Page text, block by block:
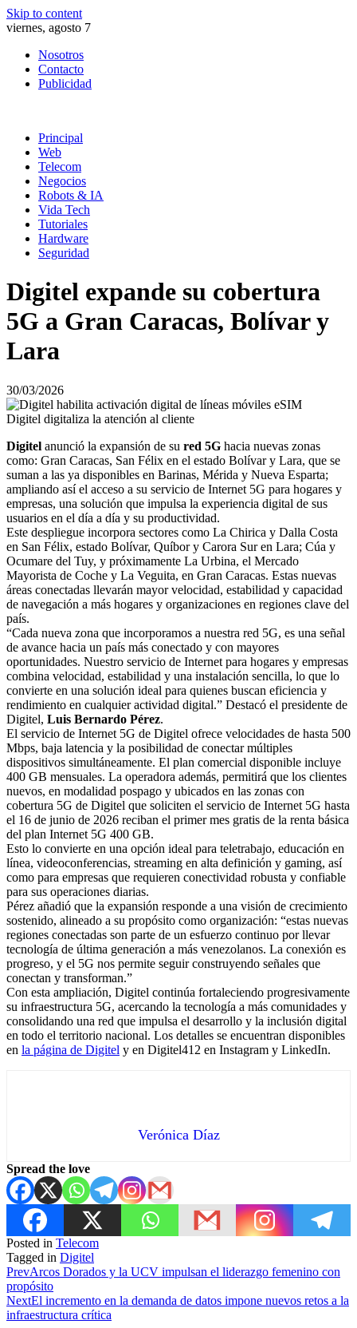
Skip to content
viernes, agosto 7
Nosotros
Contacto
Publicidad
Principal
Web
Telecom
Negocios
Robots & IA
Vida Tech
Tutoriales
Hardware
Seguridad
Digitel expande su cobertura
5G a Gran Caracas, Bolívar y
Lara
30/03/2026
Digitel digitaliza la atención al cliente
Digitel anunció la expansión de su red 5G hacia nuevas zonas
como: Gran Caracas, San Félix en el estado Bolívar y Lara, que se
suman a las ya disponibles en Barinas, Mérida y Nueva Esparta;
ampliando así el acceso a su servicio de Internet 5G para hogares y
empresas, una solución que impulsa la experiencia digital de sus
usuarios en el día a día y su productividad.
Este despliegue incorpora sectores como La Chirica y Dalla Costa
en San Félix, estado Bolívar, Quíbor y Carora Sur en Lara; Cúa y
Ocumare del Tuy, y próximamente La Urbina, el Mercado
Mayorista de Coche y La Veguita, en Gran Caracas. Estas nuevas
áreas conectadas llevarán mayor velocidad, estabilidad y capacidad
de navegación a más hogares y organizaciones en regiones clave del
país.
“Cada nueva zona que incorporamos a nuestra red 5G, es una señal
de avance hacia un país más conectado y con mayores
oportunidades. Nuestro servicio de Internet para hogares y empresas
combina velocidad, estabilidad y una instalación sencilla, lo que lo
convierte en una solución ideal para quienes buscan eficiencia y
rendimiento en cualquier actividad digital.” Destacó el presidente de
Digitel, Luis Bernardo Pérez.
El servicio de Internet 5G de Digitel ofrece velocidades de hasta 500
Mbps, baja latencia y la posibilidad de conectar múltiples
dispositivos simultáneamente. El plan comercial disponible incluye
400 GB mensuales. La operadora además, permitirá que los clientes
nuevos, en modalidad pospago y ubicados en las zonas con
cobertura 5G de Digitel que soliciten el servicio de Internet 5G hasta
el 16 de junio de 2026 reciban el primer mes gratis de la renta básica
del plan Internet 5G 400 GB.
Esto lo convierte en una opción ideal para teletrabajo, educación en
línea, videoconferencias, streaming en alta definición y gaming, así
como para empresas que requieren conectividad robusta y confiable
para sus operaciones diarias.
Pérez añadió que la expansión responde a una visión de crecimiento
sostenido, alineado a su propósito como organización: “estas nuevas
regiones conectadas son parte de un esfuerzo continuo por llevar
tecnología de última generación a más venezolanos. La conexión es
progreso, y el 5G nos permite seguir construyendo señales que
conectan y transforman.”
Con esta ampliación, Digitel continúa fortaleciendo progresivamente
su infraestructura 5G, acercando la tecnología a más comunidades y
consolidando una red que impulsa el desarrollo y la inclusión digital
en todo el territorio nacional. Los detalles se encuentran disponibles
en la página de Digitel y en Digitel412 en Instagram y LinkedIn.
Verónica Díaz
Spread the love
Posted in Telecom
Tagged in Digitel
PrevArcos Dorados y la UCV impulsan el liderazgo femenino con
propósito
NextEl incremento en la demanda de datos impone nuevos retos a la
infraestructura crítica